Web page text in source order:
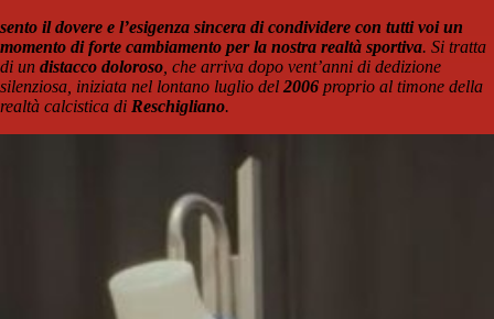
sento il dovere e l’esigenza sincera di condividere con tutti voi un
momento di forte cambiamento per la nostra realtà sportiva. Si tratta
di un distacco doloroso , che arriva dopo vent’anni di dedizione
silenziosa, iniziata nel lontano luglio del 2006 proprio al timone della
realtà calcistica di Reschigliano.